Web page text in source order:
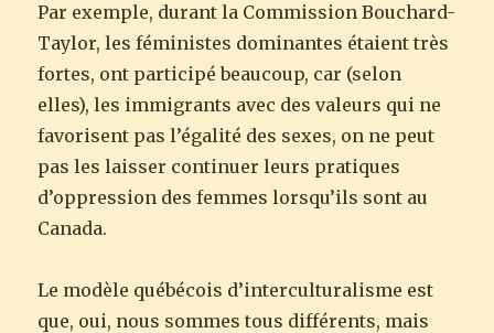
Par exemple, durant la Commission Bouchard-
Taylor, les féministes dominantes étaient très
fortes, ont participé beaucoup, car (selon
elles), les immigrants avec des valeurs qui ne
favorisent pas l’égalité des sexes, on ne peut
pas les laisser continuer leurs pratiques
d’oppression des femmes lorsqu’ils sont au
Canada.
Le modèle québécois d’interculturalisme est
que, oui, nous sommes tous différents, mais